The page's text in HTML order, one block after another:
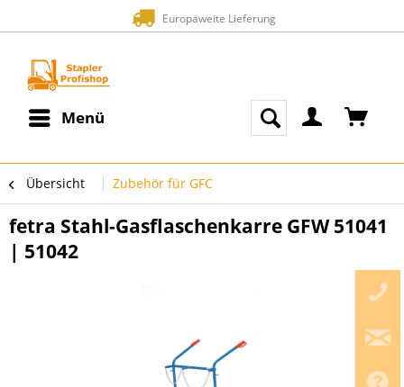
Europaweite Lieferung
Menü
Übersicht Zubehör für GFC
fetra Stahl-Gasflaschenkarre GFW 51041
| 51042